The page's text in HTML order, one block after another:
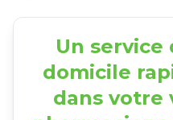
Un service
domicile
dans votre